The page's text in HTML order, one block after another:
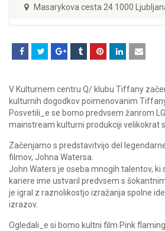
Masarykova cesta 24 1000
V Kulturnem centru Q/ klubu Tiffany
kulturnih dogodkov poimenovanim
Posvetili_e se bomo predvsem žanrom
mainstream kulturni produkciji velikokrat
Začenjamo s predstavitvijo del
filmov, Johna Watersa.
John Waters je oseba mnogih talentov, ki
kariere ime ustvaril predvsem s
je igral z raznolikostjo izražanja spolne
izrazov.
Ogledali_e si bomo kultni film Pink